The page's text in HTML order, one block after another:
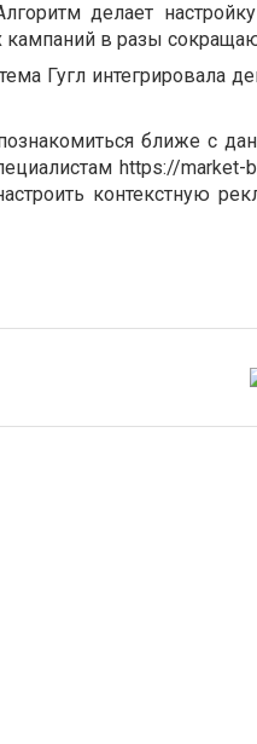
делает
в разы
Гугл интегрировала
ближе с
https://market-
контекстную